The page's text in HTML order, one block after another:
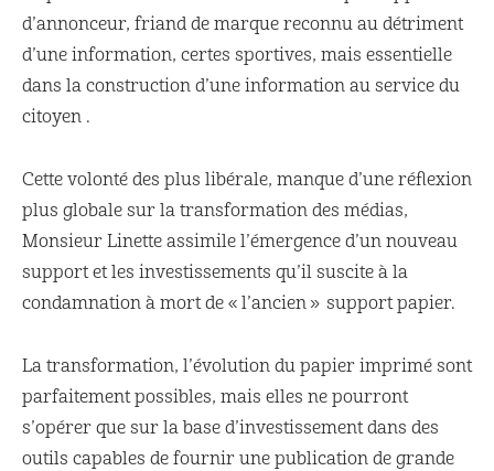
d’annonceur, friand de marque reconnu au détriment
d’une information, certes sportives, mais essentielle
dans la construction d’une information au service du
citoyen .
Cette volonté des plus libérale, manque d’une réflexion
plus globale sur la transformation des médias,
Monsieur Linette assimile l’émergence d’un nouveau
support et les investissements qu’il suscite à la
condamnation à mort de « l’ancien » support papier.
La transformation, l’évolution du papier imprimé sont
parfaitement possibles, mais elles ne pourront
s’opérer que sur la base d’investissement dans des
outils capables de fournir une publication de grande